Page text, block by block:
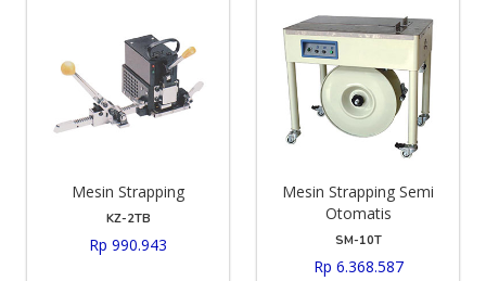
Mesin Strapping
KZ-2TB
Rp 990.943
Mesin Strapping Semi
Otomatis
SM-10T
Rp 6.368.587